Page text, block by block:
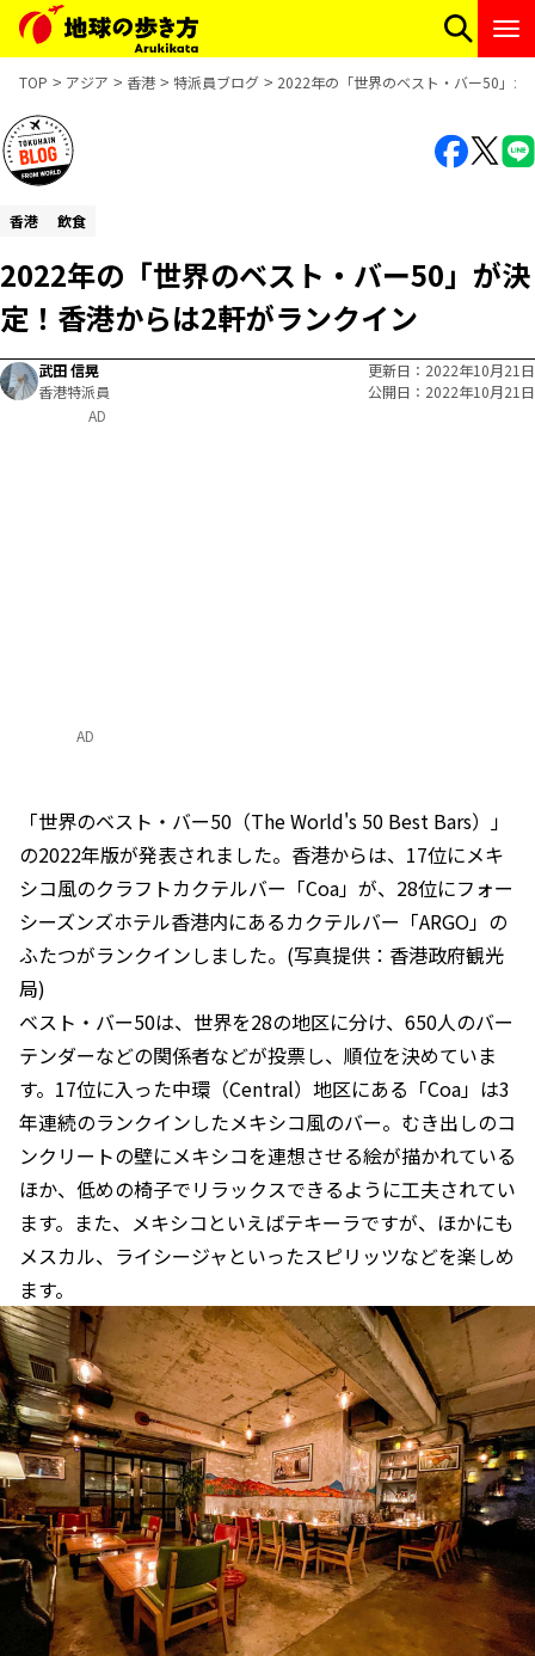
TOP アジア 香港 特派員ブログ 2022年の「世界のベスト・バー50」
香港 飲食
2022年の「世界のベスト・バー50」が決
定！香港からは2軒がランクイン
武田 信晃
香港特派員
更新日
2022年10月21日
公開日
2022年10月21日
AD
「世界のベスト・バー50（The World's 50 Best Bars）」
の2022年版が発表されました。香港からは、17位にメキ
シコ風のクラフトカクテルバー「Coa」が、28位にフォー
シーズンズホテル香港内にあるカクテルバー「ARGO」の
ふたつがランクインしました。(写真提供：香港政府観光
局)
ベスト・バー50は、世界を28の地区に分け、650人のバー
テンダーなどの関係者などが投票し、順位を決めていま
す。17位に入った中環（Central）地区にある「Coa」は3
年連続のランクインしたメキシコ風のバー。むき出しのコ
ンクリートの壁にメキシコを連想させる絵が描かれている
ほか、低めの椅子でリラックスできるように工夫されてい
ます。また、メキシコといえばテキーラですが、ほかにも
メスカル、ライシージャといったスピリッツなどを楽しめ
ます。
AD